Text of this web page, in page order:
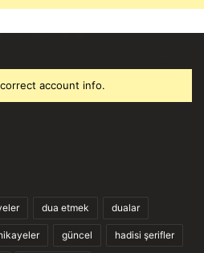
account info.
dua etmek dualar
güncel hadisi şerifler